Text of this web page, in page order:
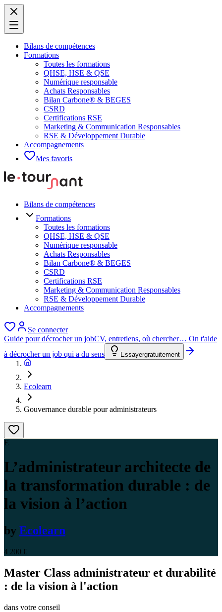
Bilans de compétences
Formations
Toutes les formations
QHSE, HSE & QSE
Numérique responsable
Achats Responsables
Bilan Carbone® & BEGES
CSRD
Certifications RSE
Marketing & Communication Responsables
RSE & Développement Durable
Accompagnements
Mes favoris
Bilans de compétences
Formations
Toutes les formations
QHSE, HSE & QSE
Numérique responsable
Achats Responsables
Bilan Carbone® & BEGES
CSRD
Certifications RSE
Marketing & Communication Responsables
RSE & Développement Durable
Accompagnements
Se connecter
Guide pour décrocher un jobCV, entretiens, où chercher… On t'aide
à décrocher un job qui a du sens
Essayergratuitement
Ecolearn
Gouvernance durable pour administrateurs
E
L’administrateur architecte de
la transformation durable : de
la vision à l’action
by Ecolearn
4 200 €
Master Class administrateur et durabilité
: de la vision à l'action
dans votre conseil